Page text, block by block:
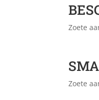
Zoete
Zoete